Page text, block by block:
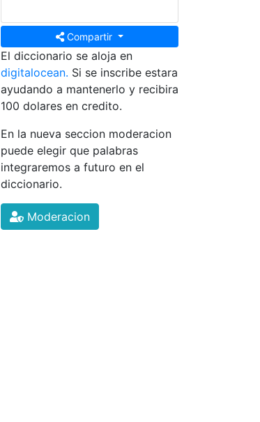
Compartir
El diccionario se aloja en
digitalocean. Si se inscribe estara
ayudando a mantenerlo y recibira
100 dolares en credito.
En la nueva seccion moderacion
puede elegir que palabras
integraremos a futuro en el
diccionario.
Moderacion